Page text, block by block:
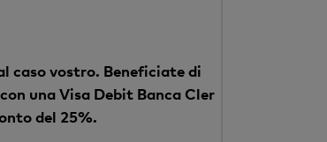
caso vostro. Beneficiate di
una Visa Debit Banca Cler
del 25%.